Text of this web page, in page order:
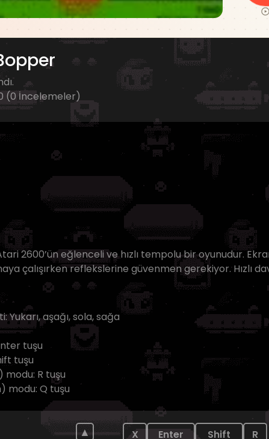
(0 İncelemeler)
2600’ün eğlenceli ve hızlı tempolu bir oyunudur.
çalışırken reflekslerine güvenmen gerekiyor. Hızlı
aşağı, sola, sağa
tuşu
tuşu
modu: R tuşu
modu: Q tuşu
▲
X Enter Shift R